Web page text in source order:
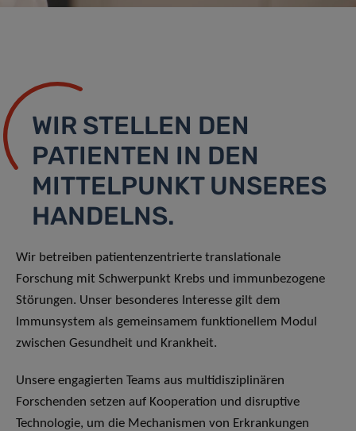
WIR STELLEN DEN
PATIENTEN IN DEN
MITTELPUNKT UNSERES
HANDELNS.
Wir betreiben patientenzentrierte translationale
Forschung mit Schwerpunkt Krebs und immunbezogene
Störungen. Unser besonderes Interesse gilt dem
Immunsystem als gemeinsamem funktionellem Modul
zwischen Gesundheit und Krankheit.
Unsere engagierten Teams aus multidisziplinären
Forschenden setzen auf Kooperation und disruptive
Technologie, um die Mechanismen von Erkrankungen